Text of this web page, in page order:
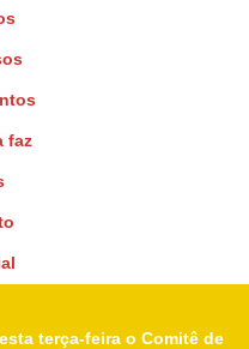
faz
terça-feira o Comitê de